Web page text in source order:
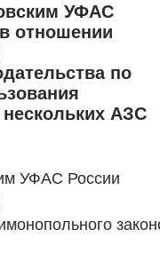
УФАС
отношении
по
нескольких АЗС
УФАС России